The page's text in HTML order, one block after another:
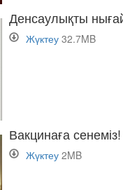
Денсаулықты
Жүктеу 32.7MB
Вакцинаға
Жүктеу 2MB